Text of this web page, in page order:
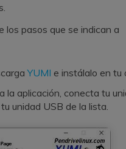
los pasos que se indican a
YUMI e instálalo en tu
la aplicación, conecta tu
unidad USB de la lista.